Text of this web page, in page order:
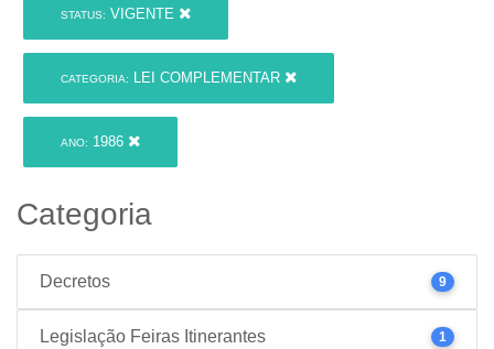
STATUS: VIGENTE
CATEGORIA: LEI COMPLEMENTAR
ANO: 1986
Categoria
Decretos 9
Legislação Feiras Itinerantes 1